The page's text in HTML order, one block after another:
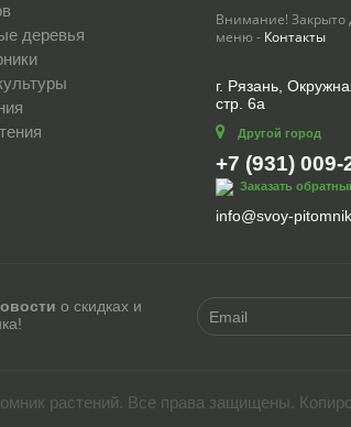
деревья
Внимание! Закрыто
меню - Контакты
г. Рязань,
стр. 6а
Другой город
+7 (931) 009-
Заказать
info@svoy-
о скидках и
растений. Все права защищены.